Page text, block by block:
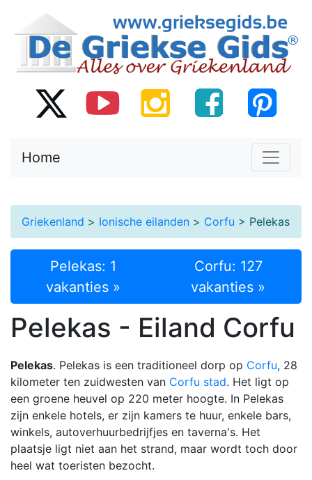
Home
Griekenland > Ionische eilanden > Corfu > Pelekas
Pelekas: 1
vakanties »
Corfu: 127
vakanties »
Pelekas - Eiland Corfu
Pelekas. Pelekas is een traditioneel dorp op Corfu, 28
kilometer ten zuidwesten van Corfu stad. Het ligt op
een groene heuvel op 220 meter hoogte. In Pelekas
zijn enkele hotels, er zijn kamers te huur, enkele bars,
winkels, autoverhuurbedrijfjes en taverna's. Het
plaatsje ligt niet aan het strand, maar wordt toch door
heel wat toeristen bezocht.